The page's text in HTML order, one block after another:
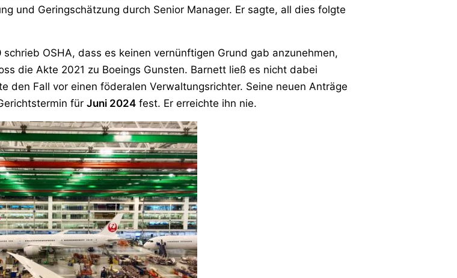
und Geringschätzung durch Senior Manager. Er sagte, all dies folgte
schrieb OSHA, dass es keinen vernünftigen Grund gab anzunehmen,
die Akte 2021 zu Boeings Gunsten. Barnett ließ es nicht dabei
den Fall vor einen föderalen Verwaltungsrichter. Seine neuen Anträge
für Juni 2024 fest. Er erreichte ihn nie.